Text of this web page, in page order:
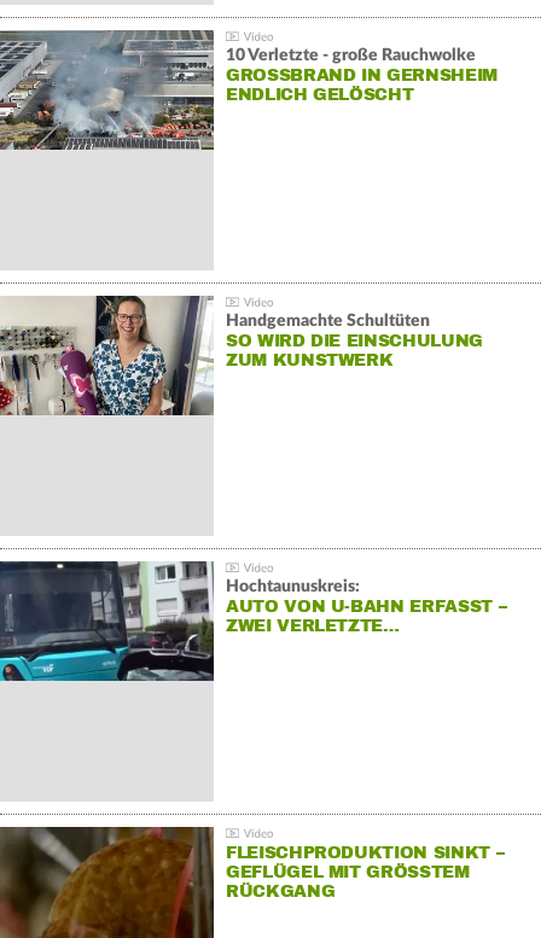
10 Verletzte - große Rauchwolke
GROSSBRAND IN GERNSHEIM E
NDLICH GELÖSCHT
Handgemachte Schultüten
SO WIRD DIE EINSCHULUNG
ZUM KUNSTWERK
Hochtaunuskreis:
AUTO VON U-BAHN ERFASST –
ZWEI VERLETZTE…
FLEISCHPRODUKTION SINKT –
GEFLÜGEL MIT GRÖSSTEM R
ÜCKGANG